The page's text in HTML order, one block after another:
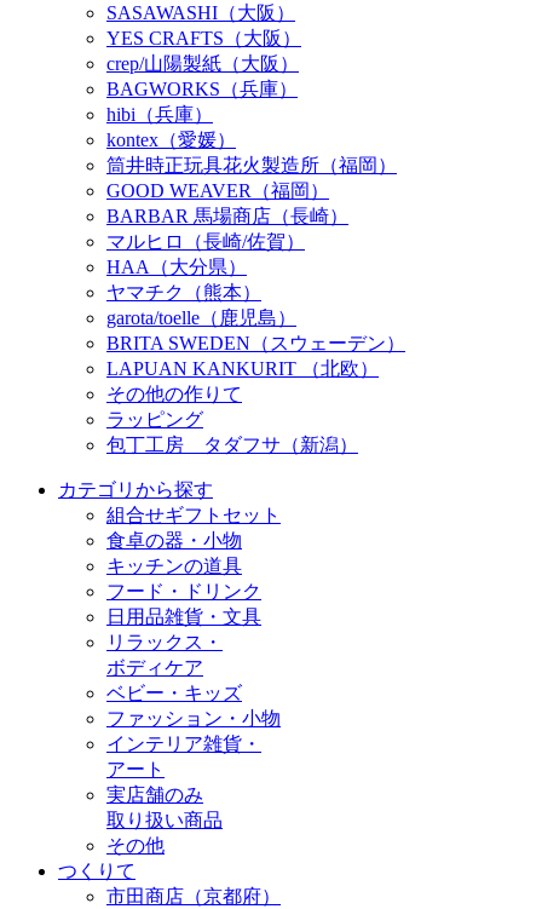
SASAWASHI（大阪）
YES CRAFTS（大阪）
crep/山陽製紙（大阪）
BAGWORKS（兵庫）
hibi（兵庫）
kontex（愛媛）
筒井時正玩具花火製造所（福岡）
GOOD WEAVER（福岡）
BARBAR 馬場商店（長崎）
マルヒロ（長崎/佐賀）
HAA（大分県）
ヤマチク（熊本）
garota/toelle（鹿児島）
BRITA SWEDEN（スウェーデン）
LAPUAN KANKURIT （北欧）
その他の作りて
ラッピング
包丁工房 タダフサ（新潟）
カテゴリから探す
組合せギフトセット
食卓の器・小物
キッチンの道具
フード・ドリンク
日用品雑貨・文具
リラックス・
ボディケア
ベビー・キッズ
ファッション・小物
インテリア雑貨・
アート
実店舗のみ
取り扱い商品
その他
つくりて
市田商店（京都府）